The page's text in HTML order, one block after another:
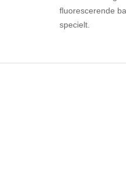
fluorescerende
specielt.